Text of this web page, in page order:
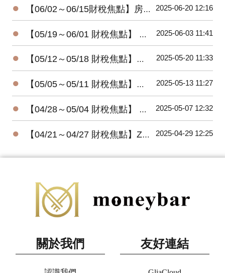
● 【06/02～06/15財稅焦點】房租租約附件有註明收租內容要繳印花稅 2025-06-20 12:16
● 【05/19～06/01 財稅焦點】 長輩轉錢給家人，小心關愛變稅債 2025-06-03 11:41
● 【05/12～05/18 財稅焦點】所得報稅， 22%民眾已完成 2025-05-20 11:33
● 【05/05～05/11 財稅焦點】富人節稅，四招就行 2025-05-13 11:27
● 【04/28～05/04 財稅焦點】 減稅不成反增稅，女法官不孕治療纏訟六年仍敗訴 2025-05-07 12:32
● 【04/21～04/27 財稅焦點】Zappos執行長謝家華喪生四年 爆出神秘遺囑 2025-04-29 12:25
關於我們 友好連結